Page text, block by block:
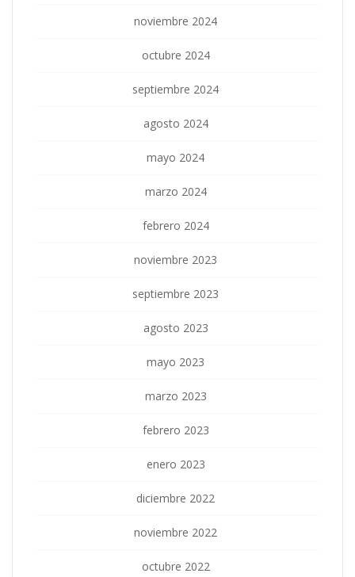
noviembre 2024
octubre 2024
septiembre 2024
agosto 2024
mayo 2024
marzo 2024
febrero 2024
noviembre 2023
septiembre 2023
agosto 2023
mayo 2023
marzo 2023
febrero 2023
enero 2023
diciembre 2022
noviembre 2022
octubre 2022